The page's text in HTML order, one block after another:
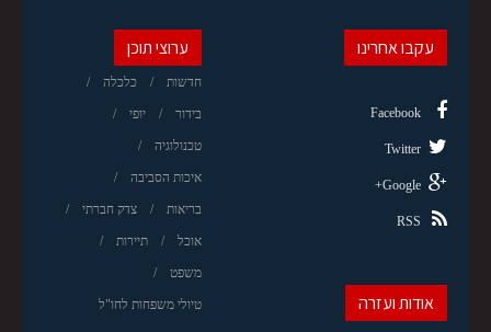
ערוצי תוכן
חדשות כלכלה
בידור יופי
טכנולוגיה
איכות הסביבה
בריאות צדק חברתי
אוכל תיירות
משפט
טיולי משפחות לחו"ל
עקבו אחרינו
Facebook
Twitter
Google+
RSS
אודות ועזרה